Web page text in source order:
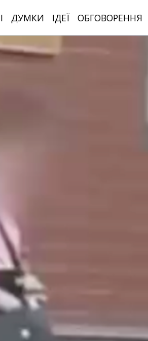
ДУМКИ ІДЕЇ ОБГОВОРЕННЯ